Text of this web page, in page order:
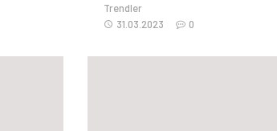
Trendler
31.03.2023
0